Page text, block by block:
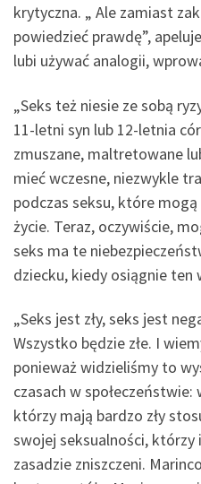
krytyczna. „ Ale zamiast
powiedzieć prawdę”,
lubi używać analogii,
„Seks też niesie ze sobą
11-letni syn lub 12-letnia
zmuszane, maltretowane
mieć wczesne, niezwykle
podczas seksu, które mogą
życie. Teraz, oczywiście,
seks ma te
dziecku, kiedy osiągnie ten
„Seks jest zły, seks jest
Wszystko będzie złe. I
ponieważ widzieliśmy to
czasach w
którzy mają bardzo zły
swojej seksualności, którzy
zasadzie zniszczeni.